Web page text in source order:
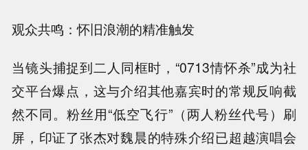
观众共鸣：怀旧浪潮的精准触发
当镜头捕捉到二人同框时，“0713情怀杀”成为社
交平台爆点，这与介绍其他嘉宾时的常规反响截
然不同。粉丝用“低空飞行”（两人粉丝代号）刷
屏，印证了张杰对魏晨的特殊介绍已超越演唱会